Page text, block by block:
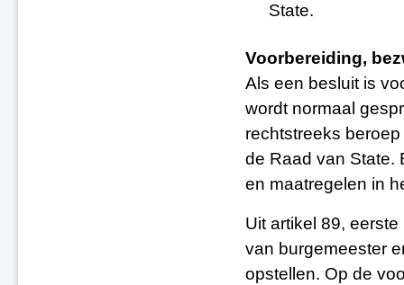
State.
Voorbereiding,
Als een besluit is
wordt normaal
rechtstreeks
de Raad van State.
en maatregelen in
Uit artikel 89,
van burgemeester
opstellen. Op de